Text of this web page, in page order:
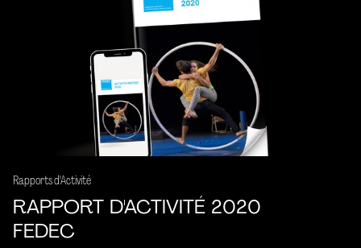
Rapports d'Activité
RAPPORT D'ACTIVITÉ 2020
FEDEC